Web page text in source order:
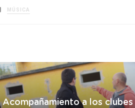
Posted
in
MÚSICA
Acompañamiento a los clubes